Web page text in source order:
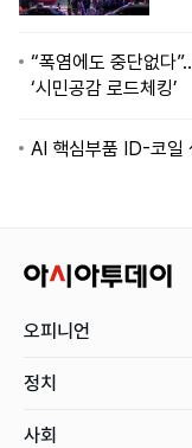
“폭염에도 중단없다
‘시민공감 로드체킹’
AI 핵심부품 ID-코일
오피니언
정치
사회